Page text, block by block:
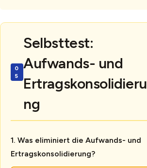
Selbsttest:
Aufwands- und
Ertragskonsolidieru
ng
Was eliminiert die Aufwands- und
Ertragskonsolidierung?